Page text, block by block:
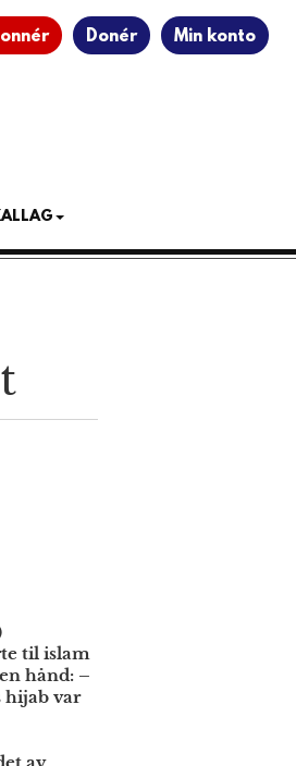
Donér Min konto
til islam
hånd: –
hijab var